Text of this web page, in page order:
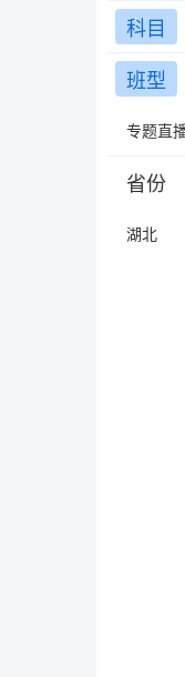
科目
班型
专题直
省份
湖北